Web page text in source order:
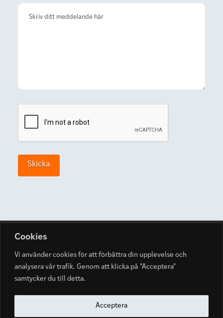
Cookies
Vi använder cookies för att förbättra din upplevelse och
analysera vår trafik. Genom att klicka på "Acceptera"
samtycker du till detta.
Acceptera
Skicka